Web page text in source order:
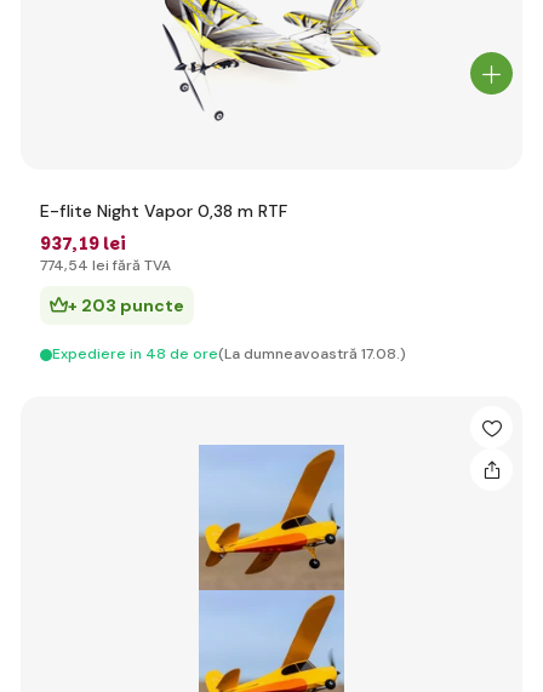
E-flite Night Vapor 0,38 m RTF
937,19 lei
774,54 lei fără TVA
+ 203 puncte
Expediere in 48 de ore(La dumneavoastră 17.08.)